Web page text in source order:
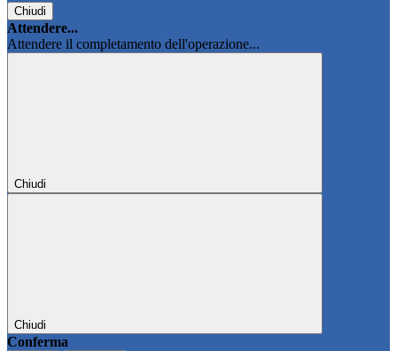
Chiudi
Attendere...
Attendere il completamento dell'operazione...
Chiudi
Chiudi
Conferma